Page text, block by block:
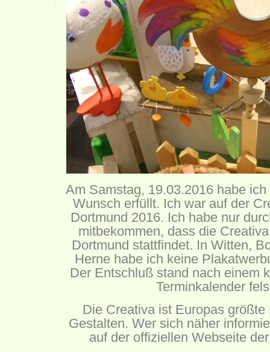
Am Samstag, 19.03.2016 habe
Wunsch erfüllt. Ich war auf der
Dortmund 2016. Ich habe nur
mitbekommen, dass die
Dortmund stattfindet. In Witten,
Herne habe ich keine
Der Entschluß stand nach einem
Terminkalender
Die Creativa ist Europas
Gestalten. Wer sich näher
auf der offiziellen Webseite